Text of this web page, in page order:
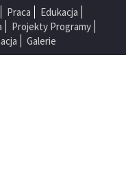
Praca
Edukacja
Projekty Programy
Galerie